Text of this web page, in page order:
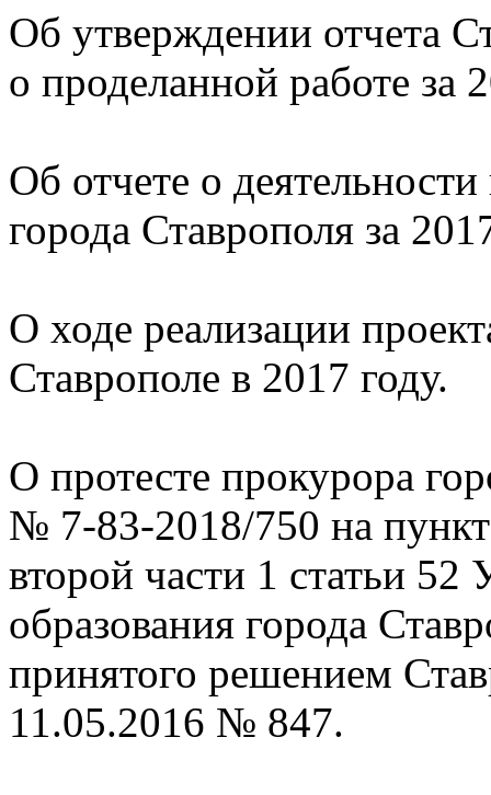
Об утверждении отчета
о проделанной работе за
Об отчете о
города Ставрополя за
О ходе реализации
Ставрополе в 2017 году.
О протесте прокурора
№ 7-83-2018/750 на пункт
второй части 1 статьи 52
образования города
принятого решением
11.05.2016 № 847.